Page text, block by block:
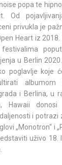
popa te
Od
privukla je
Heart iz
u Berlin
poglavlje koje
albumom
i Berlina, u
Hawaii
i potrazi
„Monotron“ i
uživo 18.